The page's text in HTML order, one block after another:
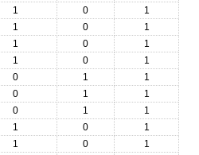
1 0
1
1 0
1
1 0
1
1 0
1
0 1
1
0 1
1
0 1
1
1 0
1
1 0
1